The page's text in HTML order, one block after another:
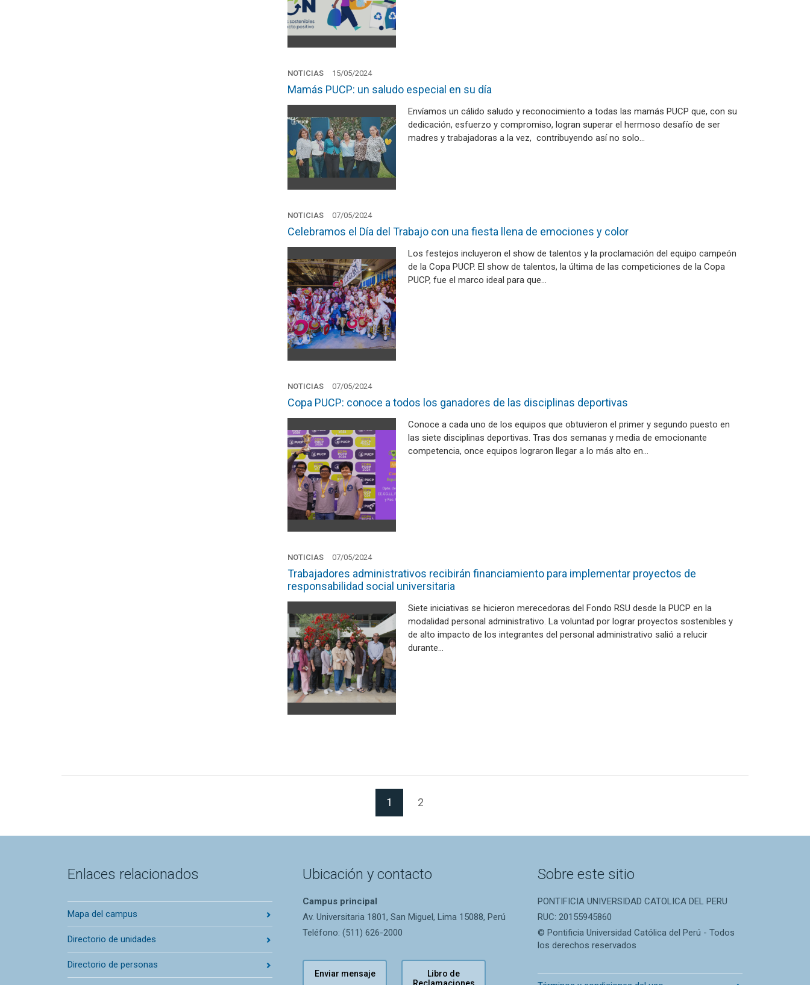
NOTICIAS 15/05/2024
Mamás PUCP: un saludo especial en su día
Envíamos un cálido saludo y reconocimiento a todas las mamás PUCP que, con su
dedicación, esfuerzo y compromiso, logran superar el hermoso desafío de ser
madres y trabajadoras a la vez, contribuyendo así no solo…
NOTICIAS 07/05/2024
Celebramos el Día del Trabajo con una fiesta llena de emociones y color
Los festejos incluyeron el show de talentos y la proclamación del equipo campeón
de la Copa PUCP. El show de talentos, la última de las competiciones de la Copa
PUCP, fue el marco ideal para que…
NOTICIAS 07/05/2024
Copa PUCP: conoce a todos los ganadores de las disciplinas deportivas
Conoce a cada uno de los equipos que obtuvieron el primer y segundo puesto en
las siete disciplinas deportivas. Tras dos semanas y media de emocionante
competencia, once equipos lograron llegar a lo más alto en…
NOTICIAS 07/05/2024
Trabajadores administrativos recibirán financiamiento para implementar proyectos de
responsabilidad social universitaria
Siete iniciativas se hicieron merecedoras del Fondo RSU desde la PUCP en la
modalidad personal administrativo. La voluntad por lograr proyectos sostenibles y
de alto impacto de los integrantes del personal administrativo salió a relucir
durante…
1 (Página actual)
2
Enlaces relacionados
Mapa del campus
Directorio de unidades
Directorio de personas
Ubicación y contacto
Campus principal
Av. Universitaria 1801, San Miguel, Lima 15088, Perú
Teléfono: (511) 626-2000
Enviar mensaje
Libro de
Sobre este sitio
PONTIFICIA UNIVERSIDAD CATOLICA DEL PERU
RUC: 20155945860
© Pontificia Universidad Católica del Perú - Todos
los derechos reservados